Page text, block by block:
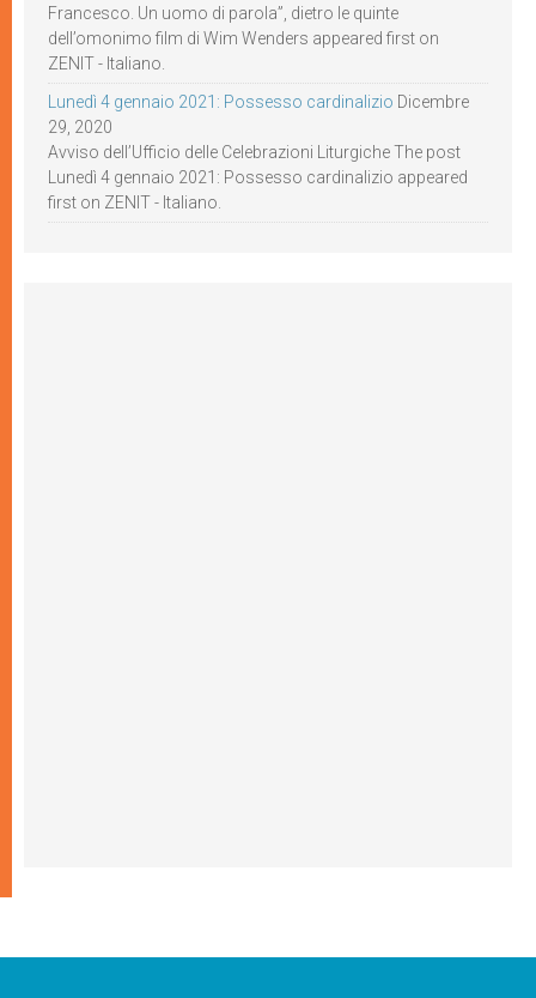
Francesco. Un uomo di parola”, dietro le quinte
dell’omonimo film di Wim Wenders appeared first on
ZENIT - Italiano.
Lunedì 4 gennaio 2021: Possesso cardinalizio Dicembre
29, 2020
Avviso dell’Ufficio delle Celebrazioni Liturgiche The post
Lunedì 4 gennaio 2021: Possesso cardinalizio appeared
first on ZENIT - Italiano.